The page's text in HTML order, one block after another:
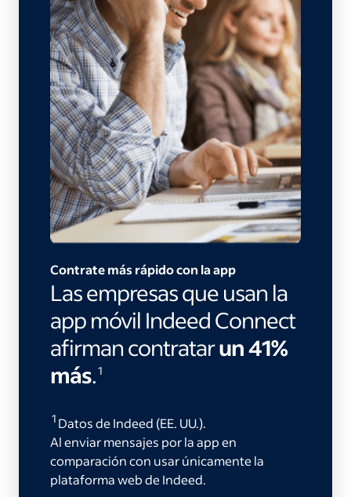
Contrate más rápido con la app
Las empresas que usan la
app móvil Indeed Connect
afirman contratarun 41%
más.1
1 Datos de Indeed (EE. UU.).
Al enviar mensajes por la app en
comparación con usar únicamente la
plataforma web de Indeed.